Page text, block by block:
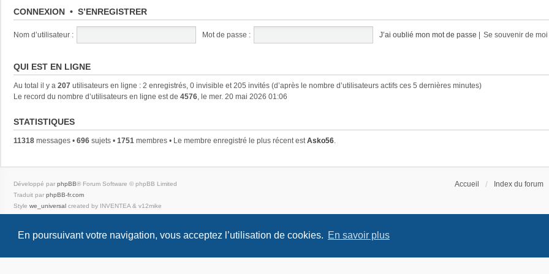
En poursuivant votre navigation, vous acceptez l’utilisation de cookies. En savoir plus
CONNEXION • S’ENREGISTRER
Nom d’utilisateur : Mot de passe : J’ai oublié mon mot de passe | Se souvenir de moi
QUI EST EN LIGNE
Au total il y a 207 utilisateurs en ligne : 2 enregistrés, 0 invisible et 205 invités (d’après le nombre d’utilisateurs actifs ces 5 dernières minutes)
Le record du nombre d’utilisateurs en ligne est de 4576, le mer. 20 mai 2026 01:06
STATISTIQUES
11318 messages • 696 sujets • 1751 membres • Le membre enregistré le plus récent estAsko56.
Accueil Index du forum
Développé par phpBB® Forum Software © phpBB Limited
Traduit par phpBB-fr.com
Style we_universal created by INVENTEA & v12mike